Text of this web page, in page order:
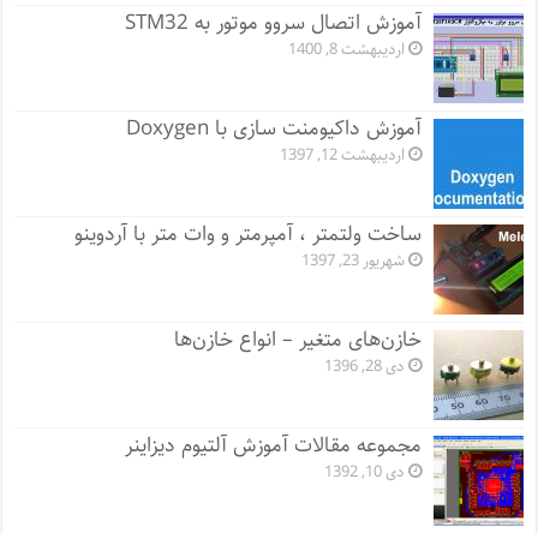
آموزش اتصال سروو موتور به STM32
اردیبهشت 8, 1400
آموزش داکیومنت سازی با Doxygen
اردیبهشت 12, 1397
ساخت ولتمتر ، آمپرمتر و وات متر با آردوینو
شهریور 23, 1397
خازن‌های متغیر – انواع خازن‌ها
دی 28, 1396
مجموعه مقالات آموزش آلتیوم دیزاینر
دی 10, 1392